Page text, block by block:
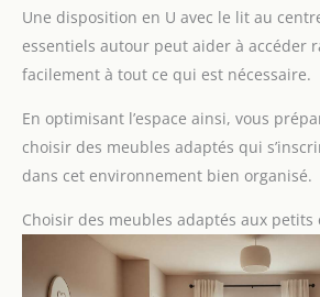
Une disposition en U avec le lit au
essentiels autour peut aider à accéder
facilement à tout ce qui est nécessaire.
En optimisant l’espace ainsi, vous
choisir des meubles adaptés qui
dans cet environnement bien organisé.
Choisir des meubles adaptés aux petits